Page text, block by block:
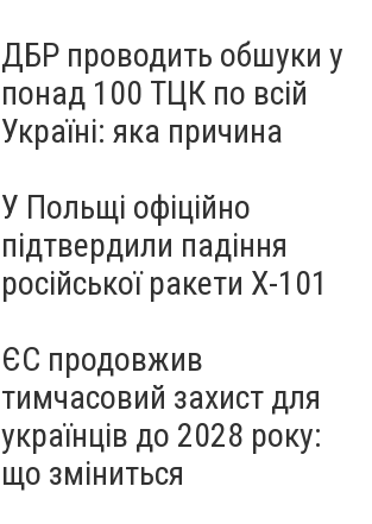
ДБР проводить обшуки у
понад 100 ТЦК по всій
Україні: яка причина
У Польщі офіційно
підтвердили падіння
російської ракети Х-101
ЄС продовжив
тимчасовий захист для
українців до 2028 року:
що зміниться